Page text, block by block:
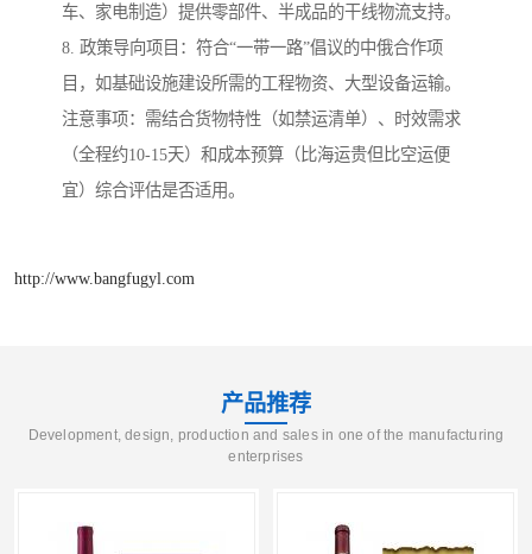
车、家电制造）提供零部件、半成品的干线物流支持。
8. 政策导向项目：符合“一带一路”倡议的中俄合作项
目，如基础设施建设所需的工程物资、大型设备运输。
注意事项：需结合货物特性（如禁运清单）、时效需求
（全程约10-15天）和成本预算（比海运贵但比空运便
宜）综合评估是否适用。
http://www.bangfugyl.com
产品推荐
Development, design, production and sales in one of the manufacturing
enterprises